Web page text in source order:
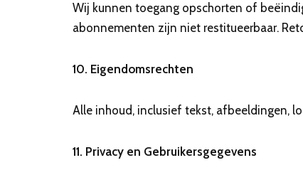
Wij kunnen toegang opschorten of
abonnementen zijn niet restitueerbaar.
10. Eigendomsrechten
Alle inhoud, inclusief tekst, afbeeldingen,
11. Privacy en Gebruikersgegevens